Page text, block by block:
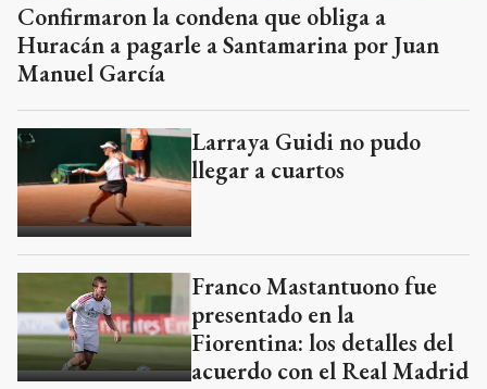
Confirmaron la condena que obliga a
Huracán a pagarle a Santamarina por Juan
Manuel García
Larraya Guidi no pudo
llegar a cuartos
Franco Mastantuono fue
presentado en la
Fiorentina: los detalles del
acuerdo con el Real Madrid